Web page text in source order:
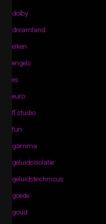
dolby
dreamland
eiken
engels
es
euro
fl studio
fun
gamma
geluidsisolatie
geluidstechnicus
goede
goud